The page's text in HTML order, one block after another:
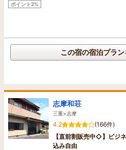
ポイント2%
この宿の宿泊プラ
志摩和荘
三重>志摩
4.2
(166件)
【直前割販売中◇】ビジ
込み自由